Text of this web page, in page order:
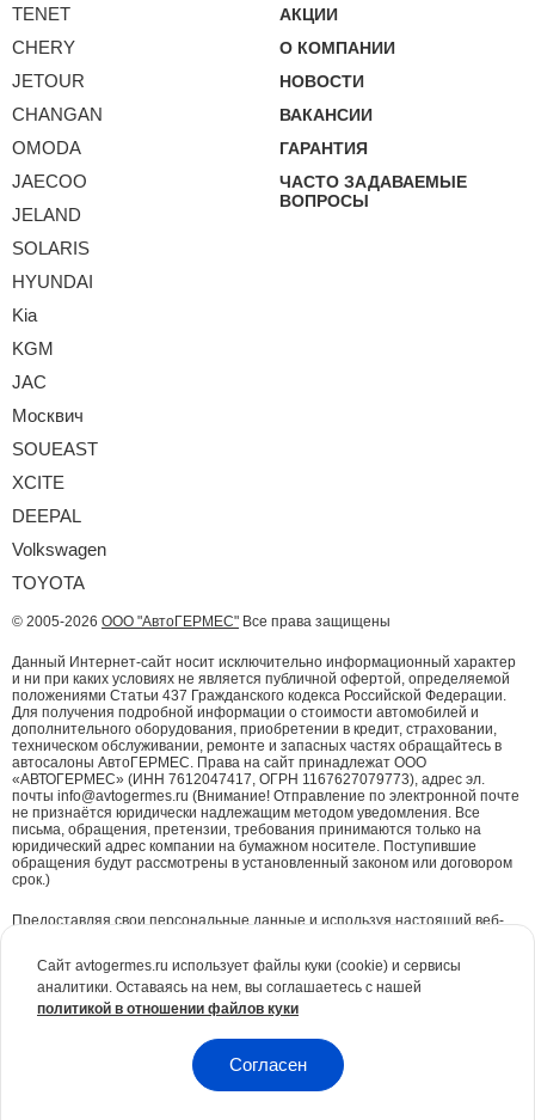
TENET
CHERY
JETOUR
CHANGAN
OMODA
JAECOO
JELAND
SOLARIS
HYUNDAI
Kia
KGM
JAC
Москвич
SOUEAST
XCITE
DEEPAL
Volkswagen
TOYOTA
АКЦИИ
О КОМПАНИИ
НОВОСТИ
ВАКАНСИИ
ГАРАНТИЯ
ЧАСТО ЗАДАВАЕМЫЕ
ВОПРОСЫ
© 2005-2026 ООО "АвтоГЕРМЕС" Все права защищены
Данный Интернет-сайт носит исключительно информационный характер
и ни при каких условиях не является публичной офертой, определяемой
положениями Статьи 437 Гражданского кодекса Российской Федерации.
Для получения подробной информации о стоимости автомобилей и
дополнительного оборудования, приобретении в кредит, страховании,
техническом обслуживании, ремонте и запасных частях обращайтесь в
автосалоны АвтоГЕРМЕС. Права на сайт принадлежат ООО
«АВТОГЕРМЕС» (ИНН 7612047417, ОГРН 1167627079773), адрес эл.
почты info@avtogermes.ru (Внимание! Отправление по электронной почте
не признаётся юридически надлежащим методом уведомления. Все
письма, обращения, претензии, требования принимаются только на
юридический адрес компании на бумажном носителе. Поступившие
обращения будут рассмотрены в установленный законом или договором
срок.)
Предоставляя свои персональные данные и используя настоящий веб-
Для повышения удобства работы с сайтом и обеспечения его корректной
работы компания АвтоГЕРМЕСиспользует файлы куки (cookie)
идентифицируют Ваши личные данные. Вся информация является сугубо
конфиденциальной. При необходимости Вы можете отключить куки с
помощью настроек браузера.
Сайт avtogermes.ru использует файлы куки (cookie) и сервисы
аналитики. Оставаясь на нем, вы соглашаетесь с нашей
политикой в отношении файлов куки
Согласен